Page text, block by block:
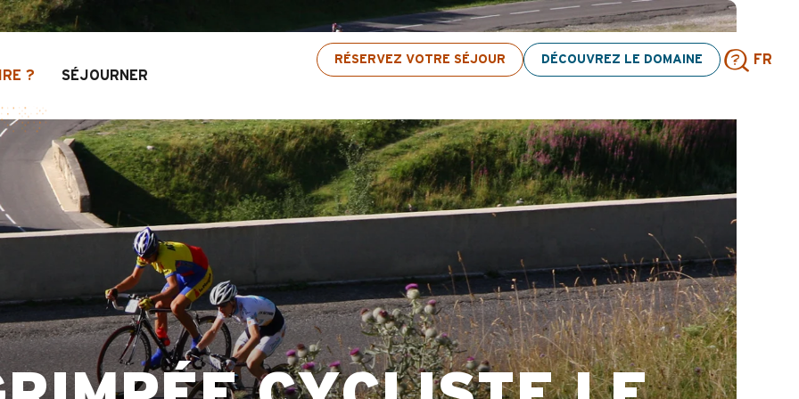
RÉSERVEZ VOTRE SÉJOUR DÉCOUVREZ LE DOMAINE FR
sélection d’activités ! > cliquez ici
? SÉJOURNER